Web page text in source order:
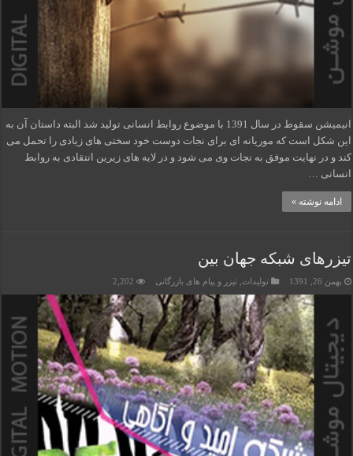
انیمیشن سقوط در سال 1391 با موضوع روابط انسانی تولید شد البته داستان آن به
این شکل است که موریانه ای برای نجات دوست خود سختی های زیادی را تحمل می
کند و در نهایت موفق به نجات وی می شود و در لایه های زیرین انتقادی به روابط
انسانی …
ادامه نوشته »
تیزرهای شبکه جهان بین
بهمن 26, 1391 تولیدات ,تیزر و پیام های بازرگانی 2,202